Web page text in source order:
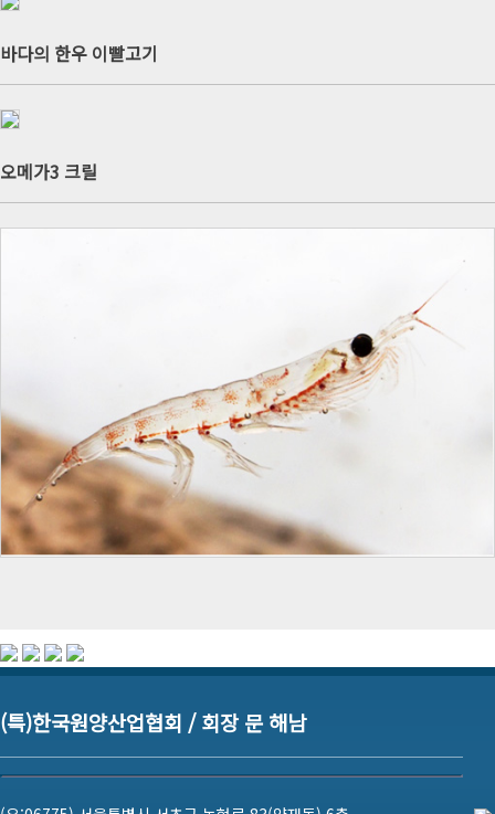
바다의 한우 이빨고기
오메가3 크릴
(특)한국원양산업협회 / 회장 문 해남